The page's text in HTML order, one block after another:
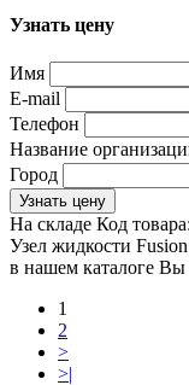
Узнать цену
Имя
E-mail
Телефон
Название
Город
Узнать цену
На складе Код товара:
Узел жидкости
в нашем каталоге
1
2
>
>|